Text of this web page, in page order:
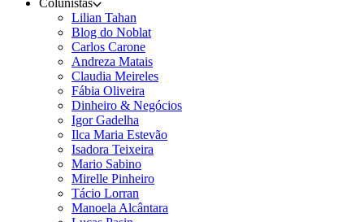
Lilian Tahan
Blog do Noblat
Carlos Carone
Andreza Matais
Claudia Meireles
Fábia Oliveira
Dinheiro & Negócios
Igor Gadelha
Ilca Maria Estevão
Isadora Teixeira
Mario Sabino
Mirelle Pinheiro
Tácio Lorran
Manoela Alcântara